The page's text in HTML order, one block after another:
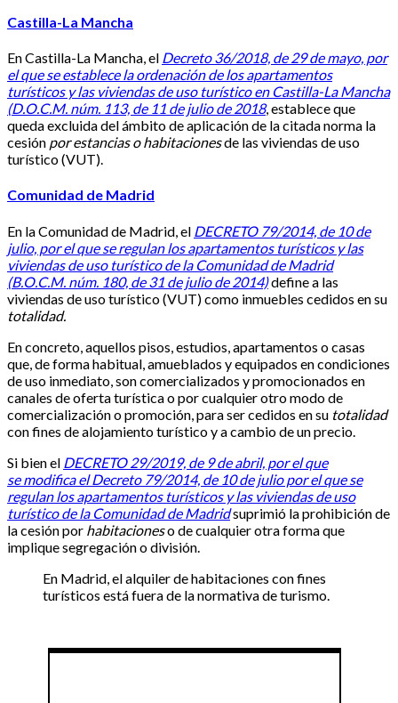
Castilla-La Mancha
En Castilla-La Mancha, el Decreto 36/2018, de 29 de mayo, por
el que se establece la ordenación de los apartamentos
turísticos y las viviendas de uso turístico en Castilla-La Mancha
(D.O.C.M. núm. 113, de 11 de julio de 2018, establece que
queda excluida del ámbito de aplicación de la citada norma la
cesión por estancias o habitacionesde las viviendas de uso
turístico (VUT).
Comunidad de Madrid
En la Comunidad de Madrid, el DECRETO 79/2014, de 10 de
julio, por el que se regulan los apartamentos turísticos y las
viviendas de uso turístico de la Comunidad de Madrid
(B.O.C.M. núm. 180, de 31 de julio de 2014)define a las
viviendas de uso turístico (VUT) como inmuebles cedidos en su
totalidad.
En concreto, aquellos pisos, estudios, apartamentos o casas
que, de forma habitual, amueblados y equipados en condiciones
de uso inmediato, son comercializados y promocionados en
canales de oferta turística o por cualquier otro modo de
comercialización o promoción, para ser cedidos en su totalidad
con fines de alojamiento turístico y a cambio de un precio.
Si bien el DECRETO 29/2019, de 9 de abril, por el que
se modifica el Decreto 79/2014, de 10 de julio por el que se
regulan los apartamentos turísticos y las viviendas de uso
turístico de la Comunidad de Madridsuprimió la prohibición de
la cesión por habitacioneso de cualquier otra forma que
implique segregación o división.
En Madrid, el alquiler de habitaciones con fines
turísticos está fuera de la normativa de turismo.